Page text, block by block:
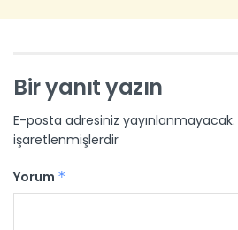
Bir yanıt yazın
E-posta adresiniz yayınlanmayacak.
işaretlenmişlerdir
Yorum *